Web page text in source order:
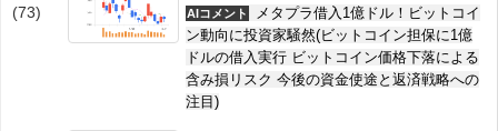
(73)
AIコメント
メタプラ借入1億ドル！ビットコイ
ン動向に投資家騒然(ビットコイン担保に1億
ドルの借入実行 ビットコイン価格下落による
含み損リスク 今後の資金使途と返済戦略への
注目)